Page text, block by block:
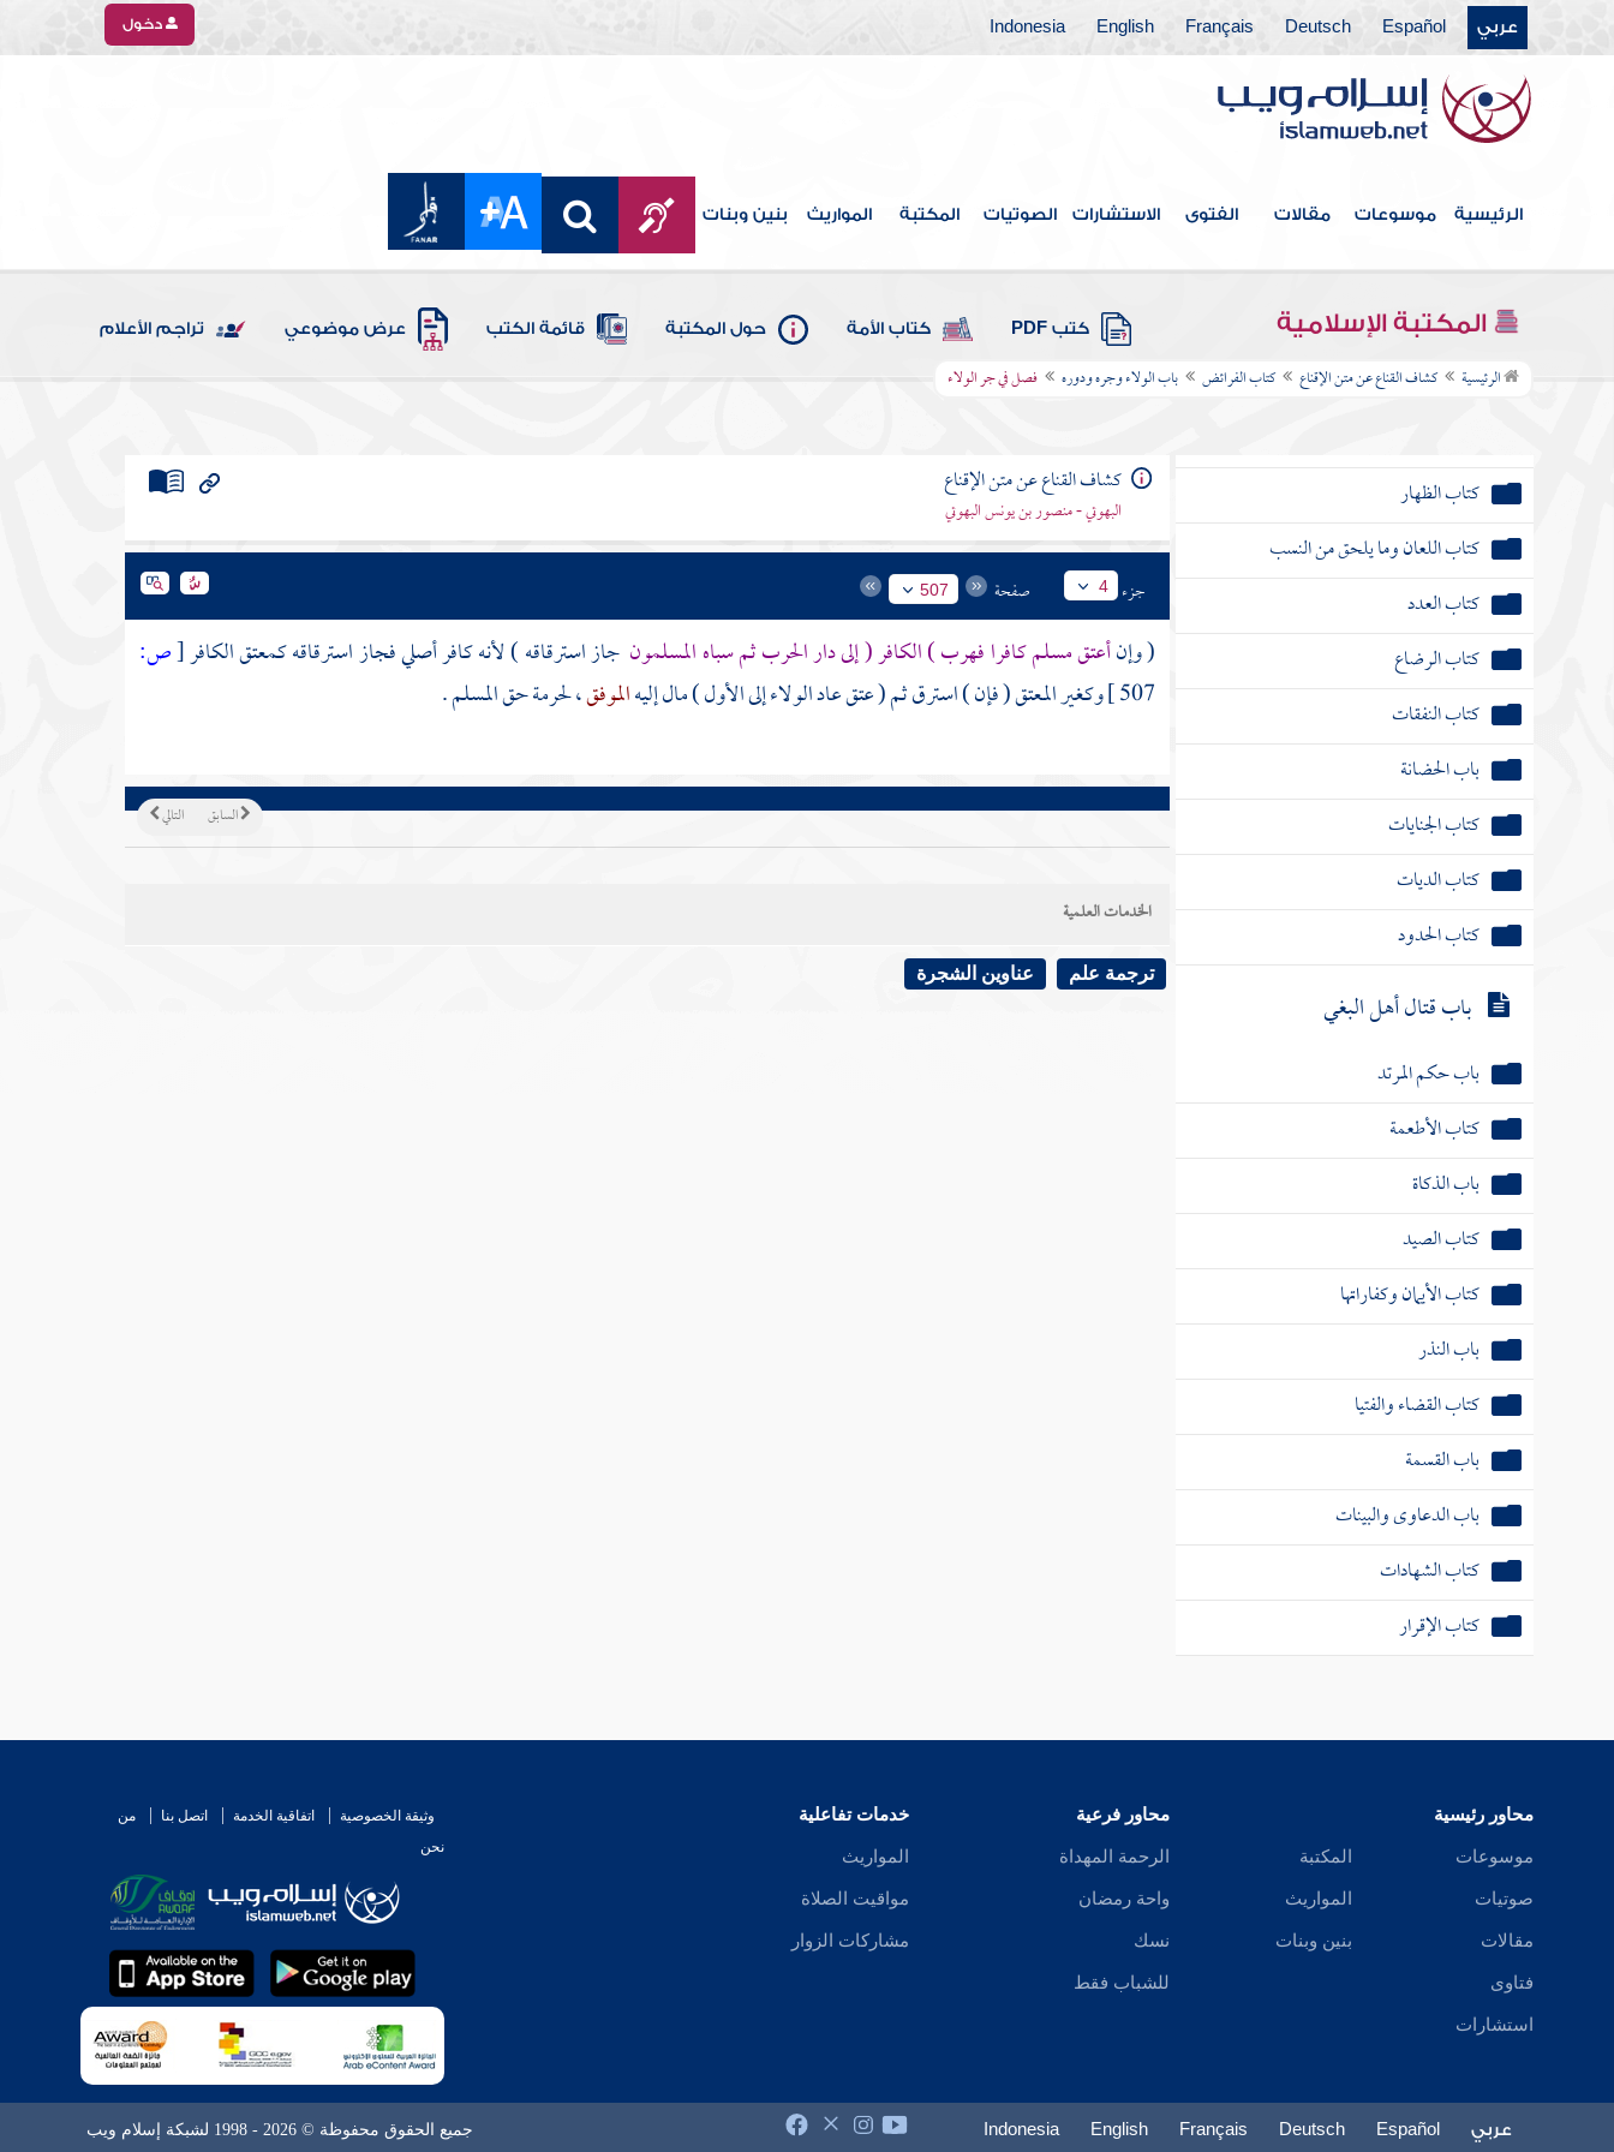
عربي Español
Deutsch
Français
English
Indonesia دخول
الرئيسية موسوعات مقالات الفتوى الاستشارات الصوتيات المكتبة المواريث بنين وبنات
المكتبة الإسلامية كتب PDF كتاب الأمة حول المكتبة قائمة الكتب عرض موضوعي تراجم الأعلام
الرئيسية كشاف القناع عن متن الإقناع كتاب الفرائض باب الولاء وجره ودوره فصل في جر الولاء
كتاب العتق
كتاب النكاح وخصائص النبي
بها
باب الخلع
كتاب الطلاق
كتاب الظهار
كتاب اللعان وما يلحق من النسب
كتاب العدد
كتاب الرضاع
كتاب النفقات
باب الحضانة
كتاب الجنايات
كتاب الديات
كتاب الحدود
باب قتال أهل البغي
باب حكم المرتد
كتاب الأطعمة
باب الذكاة
كتاب الصيد
كتاب الأيمان وكفاراتها
باب النذر
كتاب القضاء والفتيا
باب القسمة
باب الدعاوى والبينات
كتاب الشهادات
كتاب الإقرار
كشاف القناع عن متن الإقناع
البهوتي - منصور بن يونس البهوتي
جزء 4 صفحة 507
( وإنأعتق مسلم كافرا فهرب ) الكافر ( إلى دار الحرب ثم سباه المسلمون جاز استرقاقه ) لأنه كافر أصلي فجاز استرقاقه كمعتق الكافر[ص:
507 ] وكغير المعتق ( فإن ) استرق ثم ( عتق عاد الولاء إلى الأول ) مال إليهالموفق، لحرمة حق المسلم .
التالي السابق
الخدمات العلمية
ترجمة علم عناوين الشجرة
محاور رئيسية
موسوعات
صوتيات
مقالات
فتاوى
استشارات
المكتبة
المواريث
بنين وبنات
محاور فرعية
الرحمة المهداة
واحة رمضان
نسك
للشباب فقط
خدمات تفاعلية
المواريث
مواقيت الصلاة
مشاركات الزوار
وثيقة الخصوصية اتفاقية الخدمة اتصل بنا
من
نحن
عربي Español
Deutsch
Français
English
Indonesia جميع الحقوق محفوظة © 2026 - 1998 لشبكة إسلام ويب